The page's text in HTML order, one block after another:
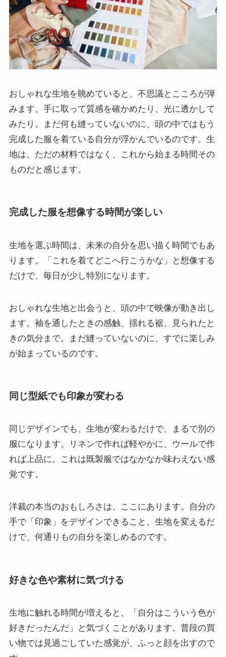
おしゃれな生地を眺めていると、不思議とこころが弾
みます。手に取って質感を確かめたり、光に透かして
みたり。まだ何も縫っていないのに、頭の中ではもう
完成した服を着ている自分が浮かんでいるのです。生
地は、ただの材料ではなく、これから始まる時間その
ものだと感じます。
完成した服を想像する時間が楽しい
生地を選ぶ時間は、未来の自分を思い描く時間でもあ
ります。「これを着てどこへ行こうかな」と想像する
だけで、毎日が少し特別になります。
おしゃれな生地と出会うと、頭の中で映像が動き出し
ます。袖を通したときの感触、揺れる裾、見られたと
きの気分まで。まだ縫っていないのに、すでに楽しみ
が始まっているのです。
同じ型紙でも印象が変わる
同じデザインでも、生地が変わるだけで、まるで別の
服になります。リネンで作れば軽やかに、ウールで作
れば上品に。これは既製服ではなかなか味わえない感
覚です。
洋裁の本当のおもしろさは、ここにあります。自分の
手で「印象」をデザインできること。生地を変えるだ
けで、何通りもの自分を楽しめるのです。
好きな色や素材に気づける
生地に触れる時間が増えると、「自分はこういう色が
好きだったんだ」と気づくことがあります。普段の買
い物では見過ごしていた感覚が、ふっと顔を出すので